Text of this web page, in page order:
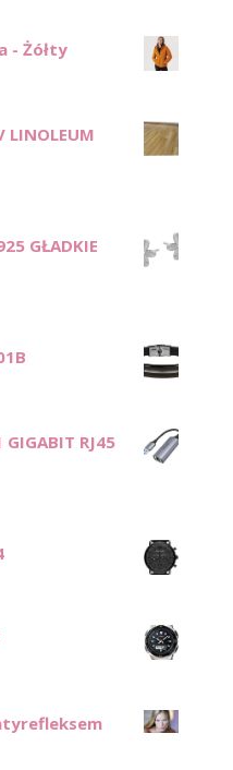
- Żółty
LINOLEUM
GŁADKIE
GIGABIT RJ45